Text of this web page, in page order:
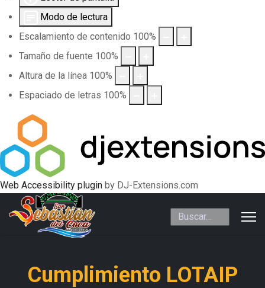
Modo de lectura
Escalamiento de contenido 100%
Tamaño de fuente 100%
Altura de la línea 100%
Espaciado de letras 100%
Web Accessibility plugin by DJ-Extensions.com
Buscar
Cumplimiento LOTAIP